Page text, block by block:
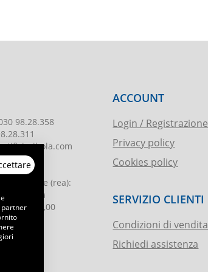
98.28.358
imprese (rea):
di Brescia
:€ 51.000,00
ACCOUNT
Login / Registrazione
Privacy policy
Cookies policy
SERVIZIO CLIENTI
Condizioni di vendita
Richiedi assistenza
partner